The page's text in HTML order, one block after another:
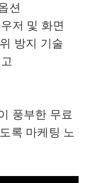
션
저 및 화면
방지 기술
풍부한 무료
록 마케팅 노